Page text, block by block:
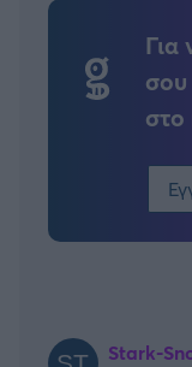
Για
σου
Stark-